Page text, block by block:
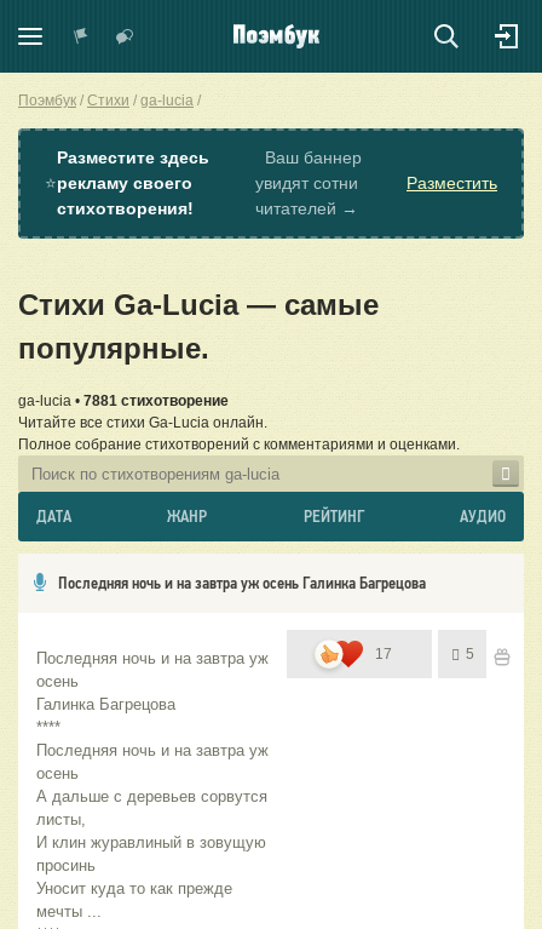
Поэмбук Стихи ga-lucia
⭐
Разместите здесь
рекламу своего
стихотворения!
Ваш баннер
увидят сотни
читателей →
Разместить
Стихи Ga-Lucia — самые
популярные.
ga-lucia • 7881 стихотворение
Читайте все стихи Ga-Lucia онлайн.
Полное собрание стихотворений с комментариями и оценками.
ДАТА ЖАНР РЕЙТИНГ АУДИО
Последняя ночь и на завтра уж осень Галинка Багрецова
Последняя ночь и на завтра уж
осень
Галинка Багрецова
****
Последняя ночь и на завтра уж
осень
А дальше с деревьев сорвутся
листы,
И клин журавлиный в зовущую
просинь
Уносит куда то как прежде
мечты ...
17 5